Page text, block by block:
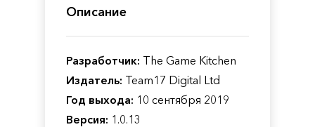
Описание
Разработчик: The Game Kitchen
Издатель: Team17 Digital Ltd
Год выхода: 10 сентября 2019
Версия: 1.0.13